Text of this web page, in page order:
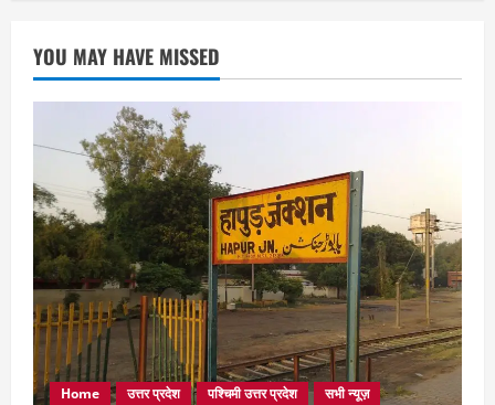
YOU MAY HAVE MISSED
Home उत्तर प्रदेश पश्चिमी उत्तर प्रदेश सभी न्यूज़